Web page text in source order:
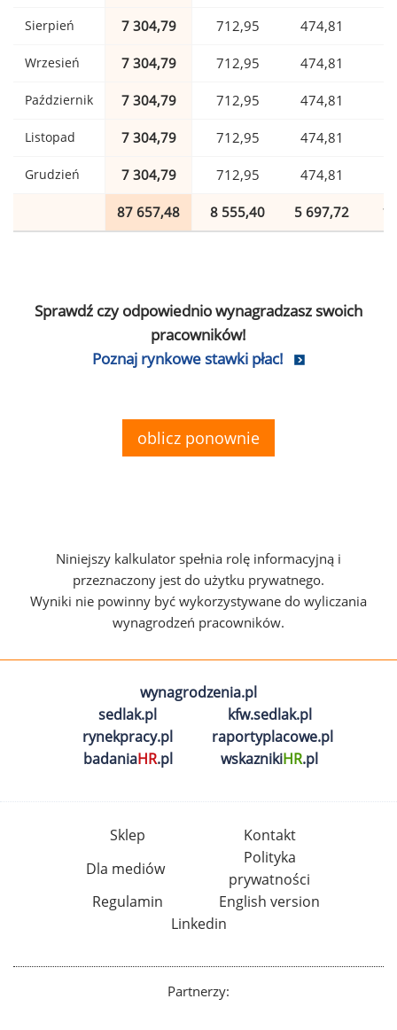
Sierpień 7 304,79 712,95 474,81
Wrzesień 7 304,79 712,95 474,81
Październik 7 304,79 712,95 474,81
Listopad 7 304,79 712,95 474,81
Grudzień 7 304,79 712,95 474,81
87 657,48 8 555,40 5 697,72 1
Sprawdź czy odpowiednio wynagradzasz swoich
pracowników!
Poznaj rynkowe stawki płac!
oblicz ponownie
Niniejszy kalkulator spełnia rolę informacyjną i
przeznaczony jest do użytku prywatnego.
Wyniki nie powinny być wykorzystywane do wyliczania
wynagrodzeń pracowników.
wynagrodzenia.pl
sedlak.pl
kfw.sedlak.pl
rynekpracy.pl
raportyplacowe.pl
badaniaHR.pl wskaznikiHR.pl
Sklep
Kontakt
Dla mediów
Polityka
prywatności
Regulamin
English version
Linkedin
Partnerzy: